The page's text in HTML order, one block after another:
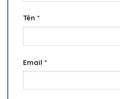
Tên *
Email *